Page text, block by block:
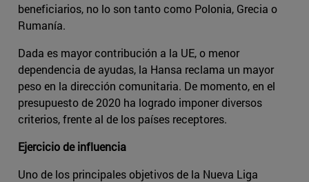
beneficiarios, no lo son tanto como Polonia, Grecia o
Rumanía.
Dada es mayor contribución a la UE, o menor
dependencia de ayudas, la Hansa reclama un mayor
peso en la dirección comunitaria. De momento, en el
presupuesto de 2020 ha logrado imponer diversos
criterios, frente al de los países receptores.
Ejercicio de influencia
Uno de los principales objetivos de la Nueva Liga